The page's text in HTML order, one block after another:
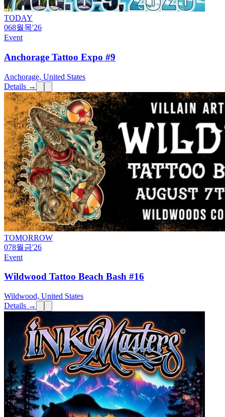
TODAY
068월목'26
Event
Anchorage Tattoo Expo #9
Anchorage, United States
Details →
TOMORROW
078월금'26
Event
Wildwood Tattoo Beach Bash #16
Wildwood, United States
Details →